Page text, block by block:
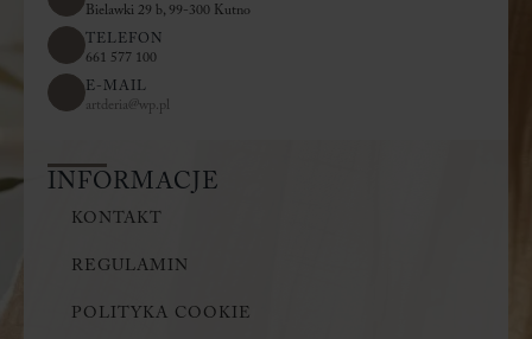
Bielawki 29 b, 99-300 Kutno
TELEFON
661 577 100
E-MAIL
artderia@wp.pl
INFORMACJE
KONTAKT
REGULAMIN
POLITYKA COOKIE